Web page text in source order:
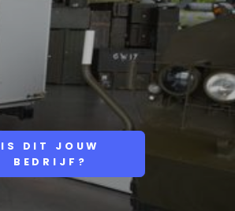
IS DIT JOUW
BEDRIJF?